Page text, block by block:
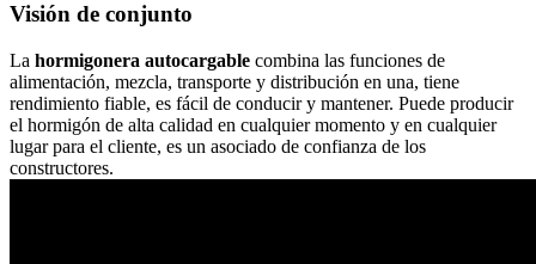
Visión de conjunto
La hormigonera autocargable combina las funciones de
alimentación, mezcla, transporte y distribución en una, tiene
rendimiento fiable, es fácil de conducir y mantener. Puede producir
el hormigón de alta calidad en cualquier momento y en cualquier
lugar para el cliente, es un asociado de confianza de los
constructores.